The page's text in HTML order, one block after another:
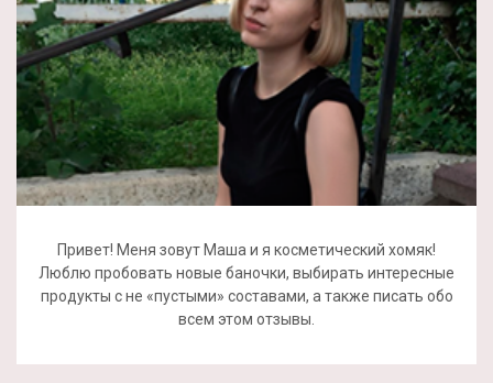
Привет! Меня зовут Маша и я косметический хомяк!
Люблю пробовать новые баночки, выбирать интересные
продукты с не «пустыми» составами, а также писать обо
всем этом отзывы.